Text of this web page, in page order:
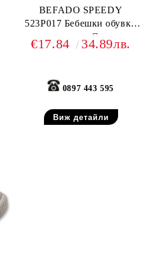
BEFADO SPEEDY
523P017 Бебешки обувки
от текстил, С коли
€17.84 34.89лв.
0897 443 595
Виж детайли